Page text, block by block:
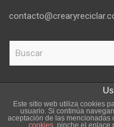
c
Copyright ©2026
Este sitio web utiliza cookies
usuario. Si continúa
aceptación de las mencionadas
cookies , pinche el enlace